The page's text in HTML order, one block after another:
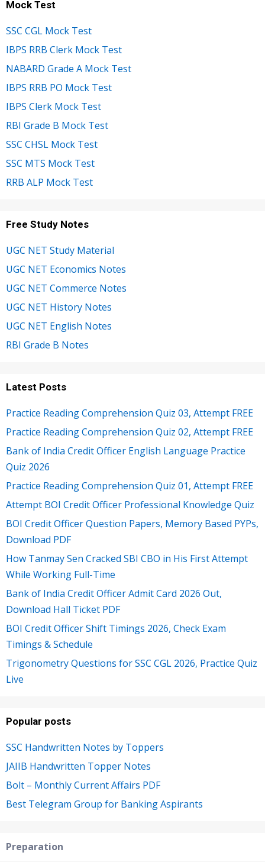
Mock Test
SSC CGL Mock Test
IBPS RRB Clerk Mock Test
NABARD Grade A Mock Test
IBPS RRB PO Mock Test
IBPS Clerk Mock Test
RBI Grade B Mock Test
SSC CHSL Mock Test
SSC MTS Mock Test
RRB ALP Mock Test
Free Study Notes
UGC NET Study Material
UGC NET Economics Notes
UGC NET Commerce Notes
UGC NET History Notes
UGC NET English Notes
RBI Grade B Notes
Latest Posts
Practice Reading Comprehension Quiz 03, Attempt FREE
Practice Reading Comprehension Quiz 02, Attempt FREE
Bank of India Credit Officer English Language Practice
Quiz 2026
Practice Reading Comprehension Quiz 01, Attempt FREE
Attempt BOI Credit Officer Professional Knowledge Quiz
BOI Credit Officer Question Papers, Memory Based PYPs,
Download PDF
How Tanmay Sen Cracked SBI CBO in His First Attempt
While Working Full-Time
Bank of India Credit Officer Admit Card 2026 Out,
Download Hall Ticket PDF
BOI Credit Officer Shift Timings 2026, Check Exam
Timings & Schedule
Trigonometry Questions for SSC CGL 2026, Practice Quiz
Live
Popular posts
SSC Handwritten Notes by Toppers
JAIIB Handwritten Topper Notes
Bolt – Monthly Current Affairs PDF
Best Telegram Group for Banking Aspirants
Preparation